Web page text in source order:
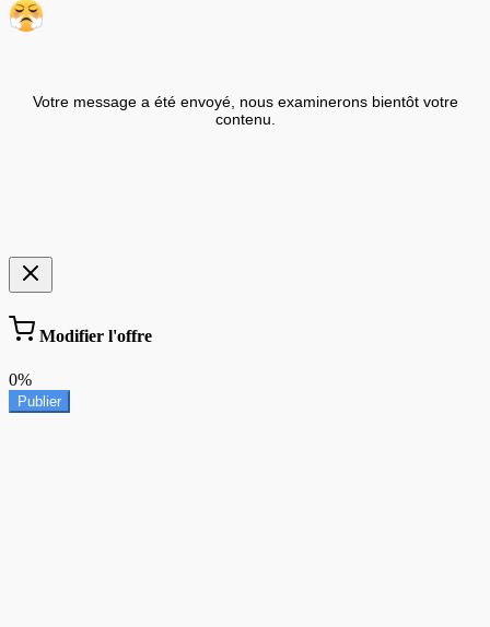
Votre message a été envoyé, nous examinerons bientôt votre
contenu.
Modifier l'offre
0%
Publier